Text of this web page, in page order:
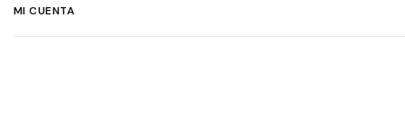
MI CUENTA